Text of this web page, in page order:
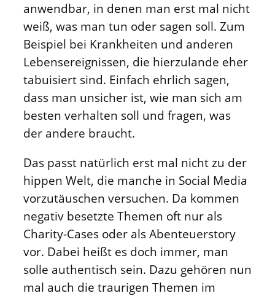
anwendbar, in denen man erst mal nicht
weiß, was man tun oder sagen soll. Zum
Beispiel bei Krankheiten und anderen
Lebensereignissen, die hierzulande eher
tabuisiert sind. Einfach ehrlich sagen,
dass man unsicher ist, wie man sich am
besten verhalten soll und fragen, was
der andere braucht.
Das passt natürlich erst mal nicht zu der
hippen Welt, die manche in Social Media
vorzutäuschen versuchen. Da kommen
negativ besetzte Themen oft nur als
Charity-Cases oder als Abenteuerstory
vor. Dabei heißt es doch immer, man
solle authentisch sein. Dazu gehören nun
mal auch die traurigen Themen im